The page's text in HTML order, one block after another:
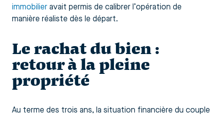
immobilier avait permis de calibrer l’opération de
manière réaliste dès le départ.
Le rachat du bien :
retour à la pleine
propriété
Au terme des trois ans, la situation financière du couple